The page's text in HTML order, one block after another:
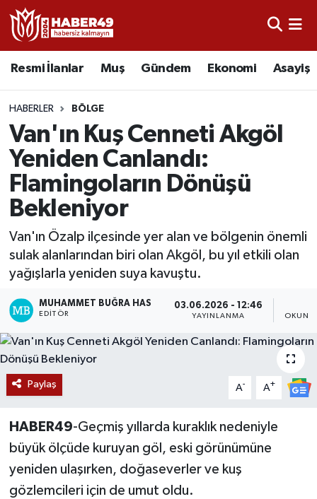
Resmi İlanlar Muş Gündem Ekonomi Asayiş
HABERLER BÖLGE
Van'ın Kuş Cenneti Akgöl
Yeniden Canlandı:
Flamingoların Dönüşü
Bekleniyor
Van'ın Özalp ilçesinde yer alan ve bölgenin önemli
sulak alanlarından biri olan Akgöl, bu yıl etkili olan
yağışlarla yeniden suya kavuştu.
MUHAMMET BUĞRA HAS
EDITÖR
03.06.2026 - 12:46
YAYINLANMA
Paylaş A- A+
HABER49-Geçmiş yıllarda kuraklık nedeniyle
büyük ölçüde kuruyan göl, eski görünümüne
yeniden ulaşırken, doğaseverler ve kuş
gözlemcileri için de umut oldu.
Resmi İlanlar
Asayiş
Bölge
Eğitim
Ekonomi
Sağlık
Gündem
Spor
Siyaset
Teknoloji
Muş
Hasköy
Uşak Nöbetçi Eczaneler
Uşak Hava Durumu
Uşak Namaz Vakitleri
Uşak Trafik Yoğunluk Haritası
TFF 2.Lig Kırmızı Grup Puan Durumu ve Fikstür
Tüm Manşetler
Son Dakika Haberleri
Haber Arşivi